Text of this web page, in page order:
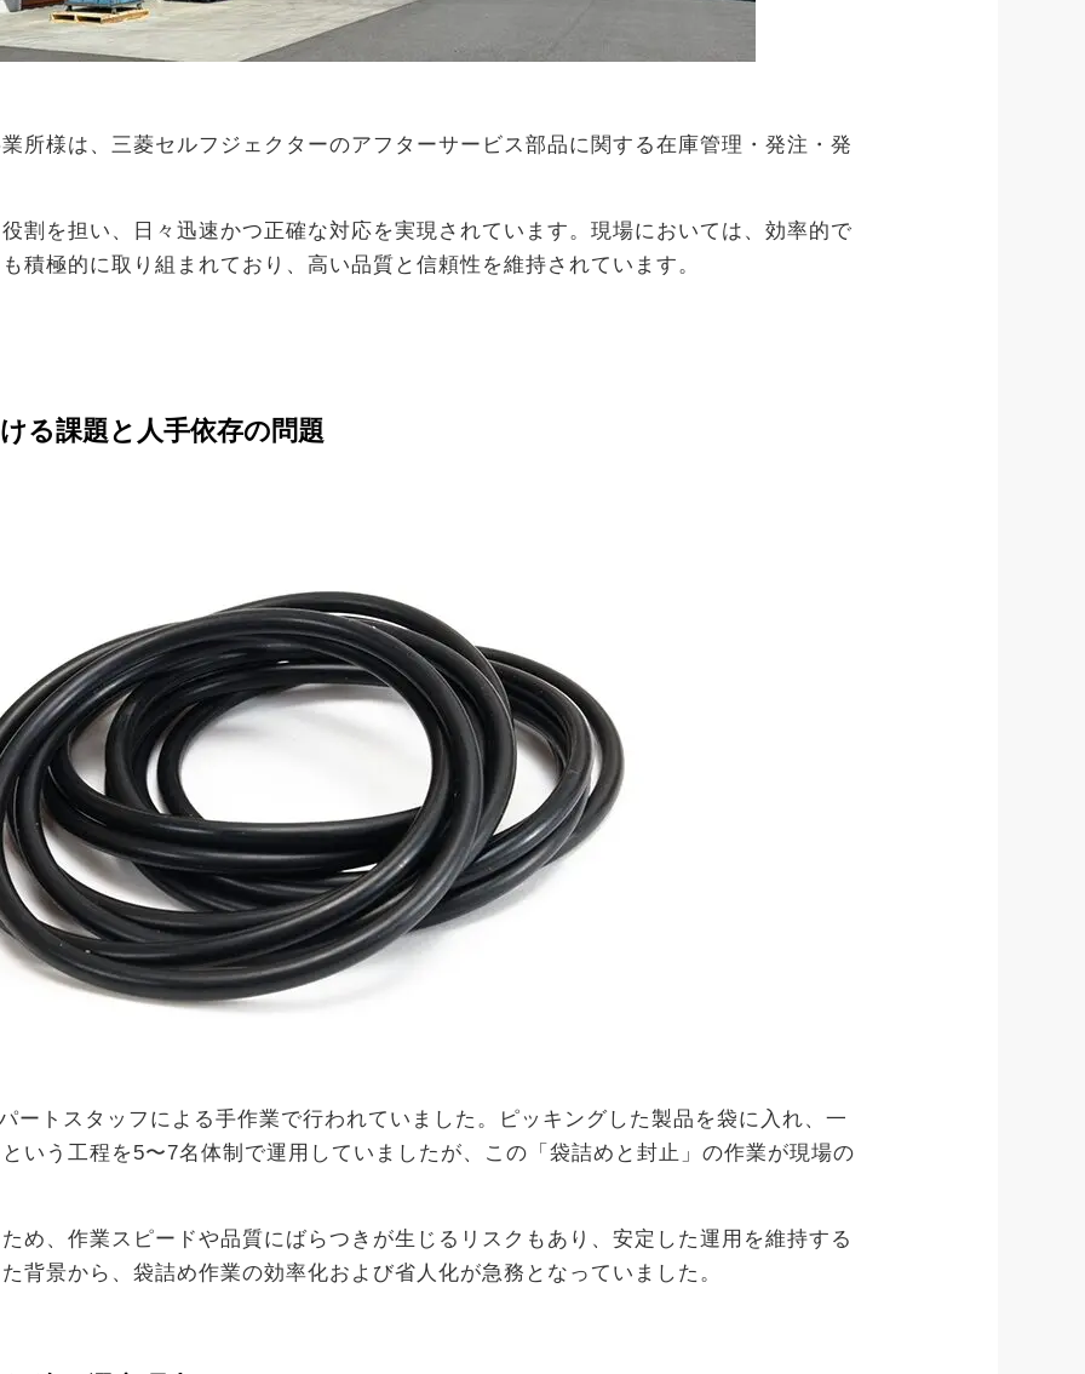
様は、三菱セルフジェクターのアフターサービス部品に関する在庫管理・発注・発
割を担い、日々迅速かつ正確な対応を実現されています。現場においては、効率的で
積極的に取り組まれており、高い品質と信頼性を維持されています。
る課題と人手依存の問題
トスタッフによる手作業で行われていました。ピッキングした製品を袋に入れ、一
いう工程を5〜7名体制で運用していましたが、この「袋詰めと封止」の作業が現場の
め、作業スピードや品質にばらつきが生じるリスクもあり、安定した運用を維持する
背景から、袋詰め作業の効率化および省人化が急務となっていました。